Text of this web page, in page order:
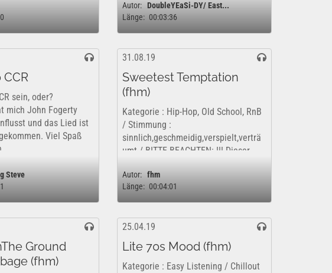
Autor: DoubleYEaSi-DY/ East...
Länge: 00:03:36
sein, oder?
mich John Fogerty
und das Lied ist
Viel Spaß
Steve
31.08.19
Sweetest Temptation
(fhm)
Kategorie : Hip-Hop, Old School, RnB
/ Stimmung :
sinnlich,geschmeidig,verspielt,verträ
umt / BITTE BEACHTEN: !!! Dieser
Dieses Werk ist insofern nur
kostenfrei und rechtlich für eine rein
private,...
Autor: fhm
Länge: 00:04:01
Ground
(fhm)
25.04.19
Lite 70s Mood (fhm)
Kategorie : Easy Listening / Chillout